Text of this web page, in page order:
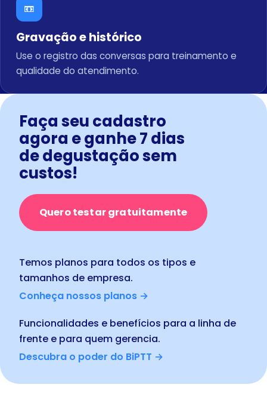
📼
Gravação e histórico
Use o registro das conversas para treinamento e
qualidade do atendimento.
Faça seu cadastro
agora e ganhe 7 dias
de degustação sem
custos!
Quero testar gratuitamente
Temos planos para todos os tipos e
tamanhos de empresa.
Conheça nossos planos →
Funcionalidades e benefícios para a linha de
frente e para quem gerencia.
Descubra o poder do BiPTT →